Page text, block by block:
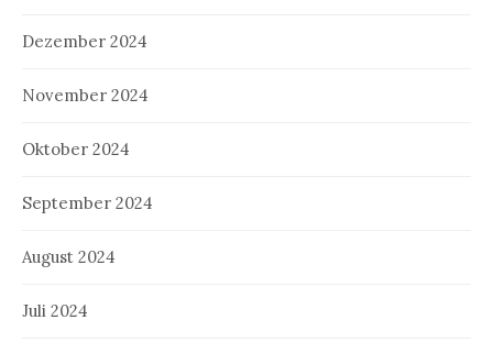
Dezember 2024
November 2024
Oktober 2024
September 2024
August 2024
Juli 2024